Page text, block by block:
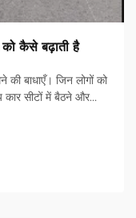
को कैसे बढ़ाती है
बाधाएँ। जिन लोगों को
कार सीटों में बैठने और
पड़ता है...